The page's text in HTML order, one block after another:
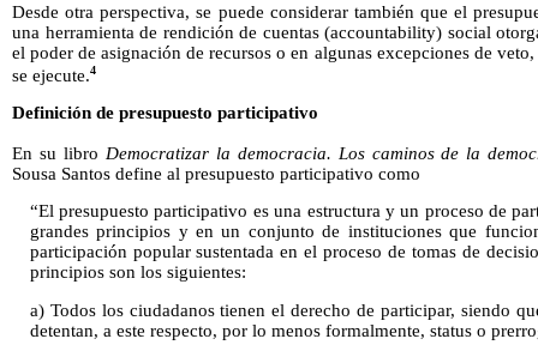
Desde otra perspectiva, se puede considerar también que el
una herramienta de rendición de cuentas (accountability) social
el poder de asignación de recursos o en algunas excepciones de
se ejecute.4
Definición de presupuesto participativo
En su libro Democratizar la democracia. Los caminos de la
Sousa Santos define al presupuesto participativo como
“El presupuesto participativo es una estructura y un proceso de
grandes principios y en un conjunto de instituciones que
participación popular sustentada en el proceso de tomas de
principios son los siguientes:
a) Todos los ciudadanos tienen el derecho de participar, siendo
detentan, a este respecto, por lo menos formalmente, status o